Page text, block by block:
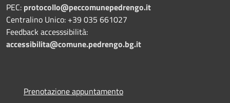
PEC: protocollo@peccomunepedrengo.it
Centralino Unico: +39 035 661027
Feedback accesssibilità:
accessibilita@comune.pedrengo.bg.it
Prenotazione appuntamento